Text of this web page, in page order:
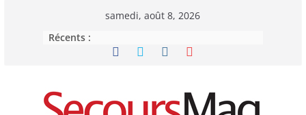
samedi, août 8, 2026
Récents :